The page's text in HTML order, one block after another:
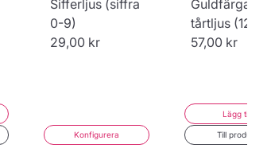
Sifferljus (siffra
0-9)
29,00 kr
Konfigurera
Guldfärgade
tårtljus (12 st)
57,00 kr
Lägg till
Till produkt